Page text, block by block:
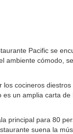
Pacific se
ambiente cómodo,
cocineros
un amplia carta
principal para 80
suena la